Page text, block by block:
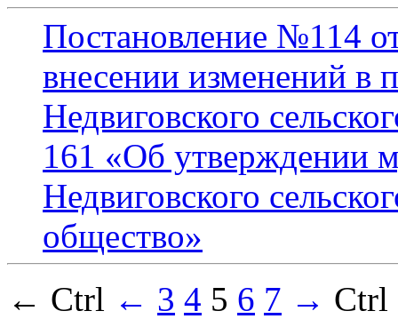
Постановление №114
внесении изменений в
Недвиговского
161 «Об утверждении
Недвиговского
общество»
← Ctrl ← 3 4 5 6 7 →